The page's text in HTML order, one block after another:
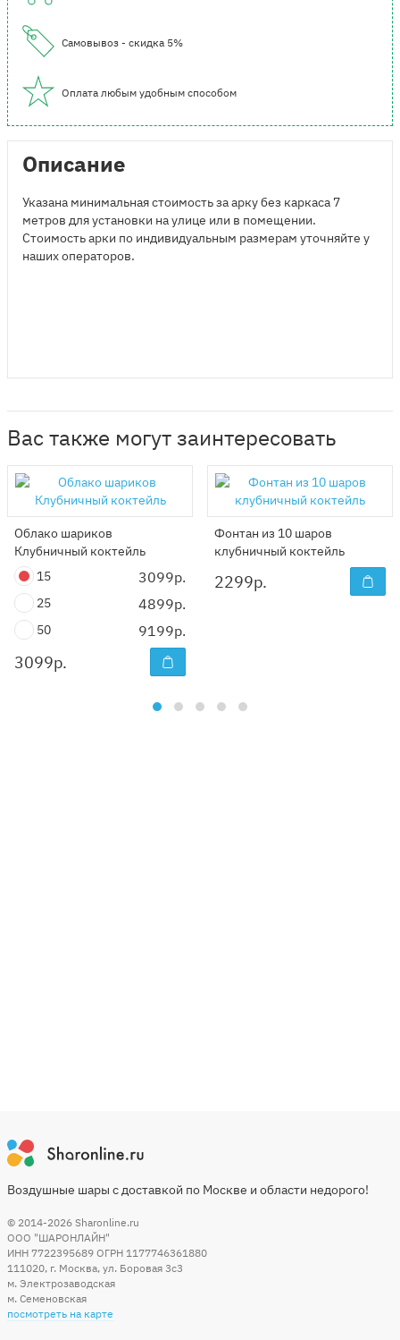
Самовывоз - скидка 5%
Оплата любым удобным способом
Описание
Указана минимальная стоимость за арку без каркаса 7
метров для установки на улице или в помещении.
Стоимость арки по индивидуальным размерам уточняйте у
наших операторов.
Вас также могут заинтересовать
Облако шариков
Клубничный коктейль
15
3099р.
25 4899р.
50 9199р.
3099р.
Фонтан из 10 шаров
клубничный коктейль
2299р.
Воздушные шары с доставкой по Москве и области недорого!
© 2014-2026 Sharonline.ru
ООО "ШАРОНЛАЙН"
ИНН 7722395689 ОГРН 1177746361880
111020, г. Москва, ул. Боровая 3c3
м. Электрозаводская
м. Семеновская
посмотреть на карте